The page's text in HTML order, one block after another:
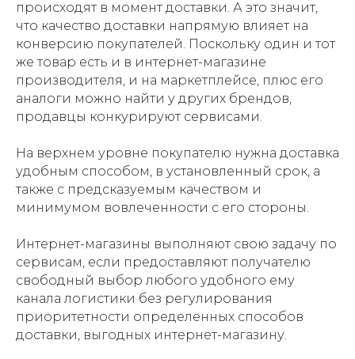
происходят в момент доставки. А это значит,
что качество доставки напрямую влияет на
конверсию покупателей. Поскольку один и тот
же товар есть и в интернет-магазине
производителя, и на маркетплейсе, плюс его
аналоги можно найти у других брендов,
продавцы конкурируют сервисами.
На верхнем уровне покупателю нужна доставка
удобным способом, в установленный срок, а
также с предсказуемым качеством и
минимумом вовлеченности с его стороны.
Интернет-магазины выполняют свою задачу по
сервисам, если предоставляют получателю
свободный выбор любого удобного ему
канала логистики без регулирования
приоритетности определенных способов
доставки, выгодных интернет-магазину.